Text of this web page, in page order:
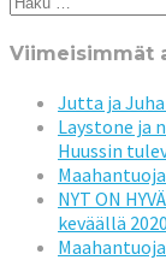
Viimeisimmät
Jutta ja
Laystone ja
Huussin
NYT ON
keväällä 2020